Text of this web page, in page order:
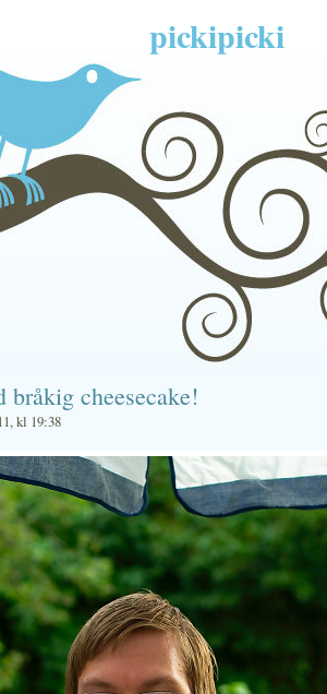
pickipicki
bråkig cheesecake!
kl 19:38